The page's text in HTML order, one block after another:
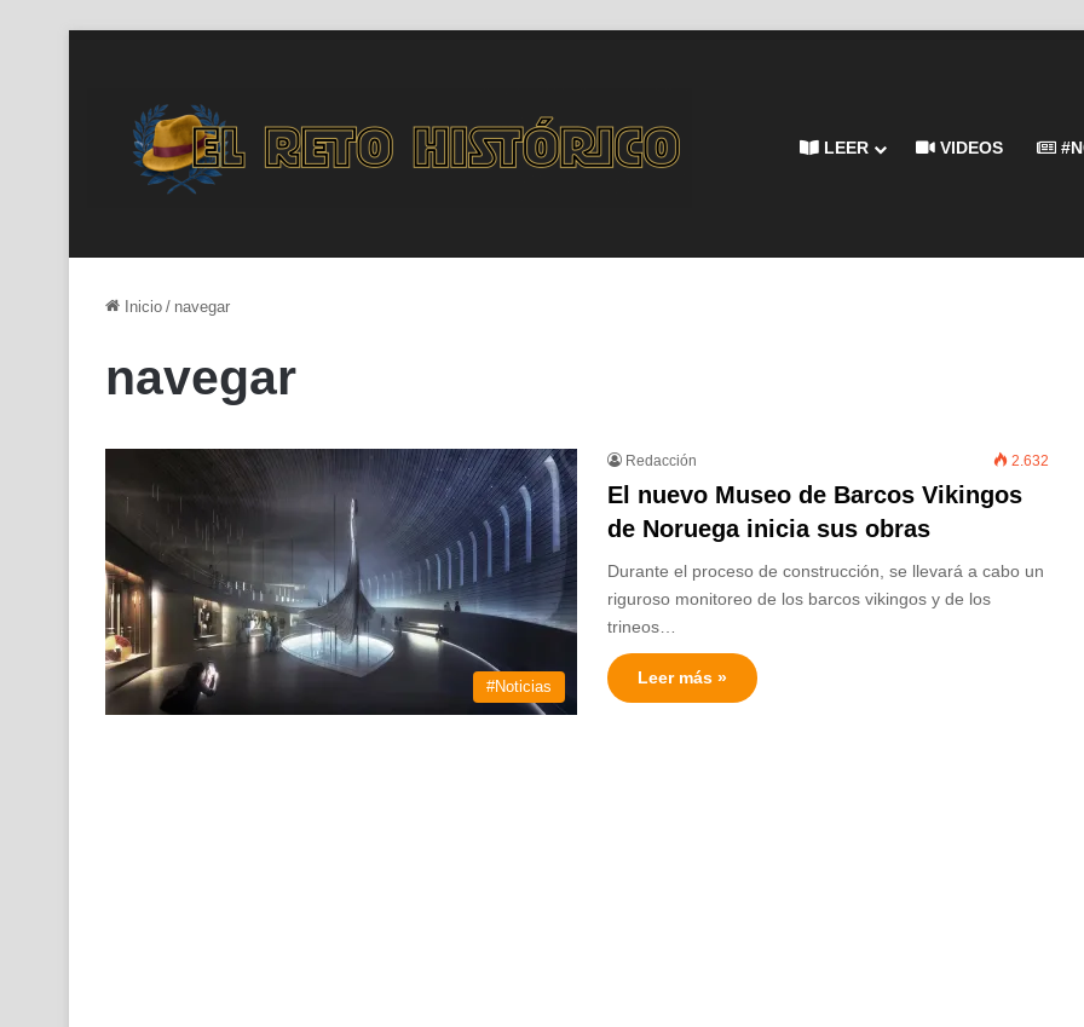
LEER VIDEOS
Inicio / navegar
navegar
#Noticias
Redacción 2.632
El nuevo Museo de Barcos Vikingos
de Noruega inicia sus obras
Durante el proceso de construcción, se llevará a cabo un
riguroso monitoreo de los barcos vikingos y de los
trineos…
Leer más »